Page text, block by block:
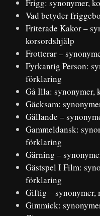
Frigg: synonymer,
Vad betyder
Friterade Kakor –
korsordshjälp
Frotterar –
Fyrkantig Person:
förklaring
Gå Illa: synonymer,
Gäcksam:
Gällande –
Gammeldansk:
förklaring
Gärning –
Gästspel I Film:
förklaring
Giftig – synonymer,
Gimmick: